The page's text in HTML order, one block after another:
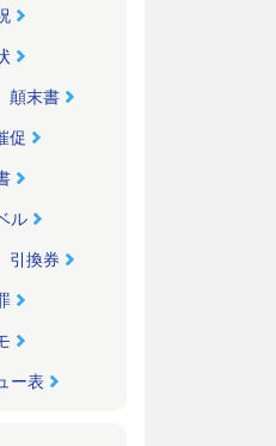
顛末書
促
ル
引換券
ー表